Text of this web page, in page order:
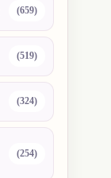
(659)
(519)
(324)
(254)